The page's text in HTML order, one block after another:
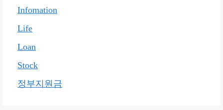
Infomation
Life
Loan
Stock
정부지원금